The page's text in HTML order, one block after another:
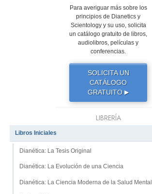
Para averiguar más sobre los
principios de Dianetics y
Scientology y su uso, solicita
un catálogo gratuito de libros,
audiolibros, películas y
conferencias.
SOLICITA UN
CATÁLOGO
GRATUITO ▶
LIBRERÍA
Libros Iniciales
Dianética: La Tesis Original
Dianética: La Evolución de una Ciencia
Dianética: La Ciencia Moderna de la Salud Mental